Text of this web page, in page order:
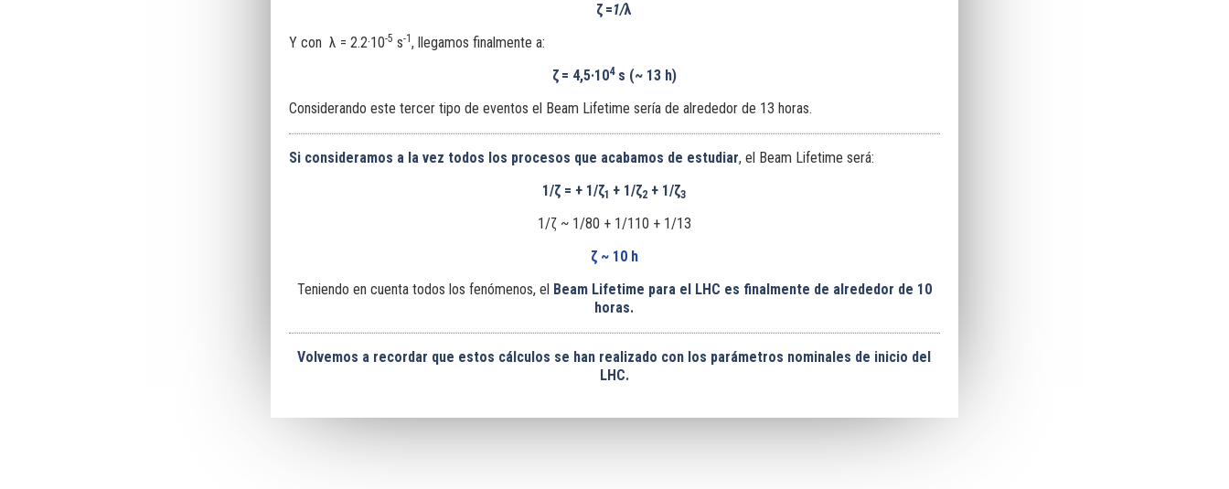
ζ =1/λ
Y con λ = 2.2·10-5 s-1, llegamos finalmente a:
ζ = 4,5·104s (~ 13 h)
Considerando este tercer tipo de eventos el Beam Lifetime sería de alrededor de 13 horas.
Si consideramos a la vez todos los procesos que acabamos de estudiar, el Beam Lifetime será:
1/ζ = + 1/ζ1 + 1/ζ2 + 1/ζ3
1/ζ ~ 1/80 + 1/110 + 1/13
ζ ~ 10 h
Teniendo en cuenta todos los fenómenos, el Beam Lifetime para el LHC es finalmente de alrededor de 10
horas.
Volvemos a recordar que estos cálculos se han realizado con los parámetros nominales de inicio del
LHC.